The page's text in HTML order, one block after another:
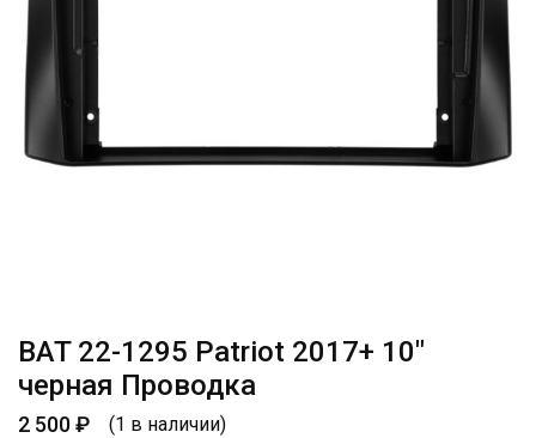
BAT 22-1295 Patriot 2017+ 10″
черная Проводка
2 500₽ (1 в наличии)